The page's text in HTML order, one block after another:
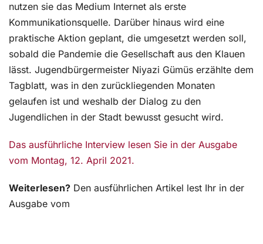
nutzen sie das Medium Internet als erste
Kommunikationsquelle. Darüber hinaus wird eine
praktische Aktion geplant, die umgesetzt werden soll,
sobald die Pandemie die Gesellschaft aus den Klauen
lässt. Jugendbürgermeister Niyazi Gümüs erzählte dem
Tagblatt, was in den zurückliegenden Monaten
gelaufen ist und weshalb der Dialog zu den
Jugendlichen in der Stadt bewusst gesucht wird.
Das ausführliche Interview lesen Sie in der Ausgabe
vom Montag, 12. April 2021.
Weiterlesen? Den ausführlichen Artikel lest Ihr in der
Ausgabe vom